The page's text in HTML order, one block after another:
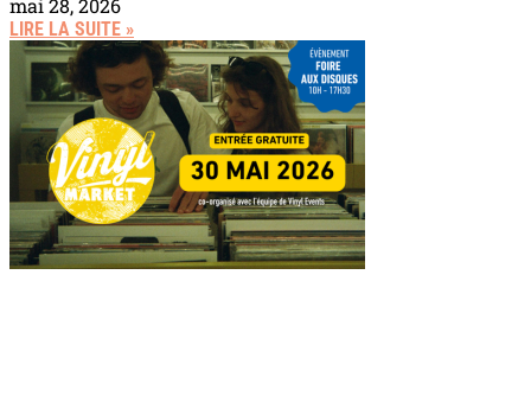
mai 28, 2026
LIRE LA SUITE »